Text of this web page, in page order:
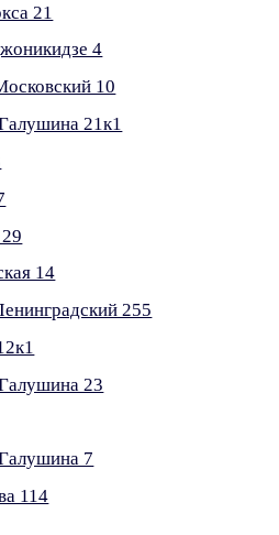
21
4
10
21к1
14
255
23
7
114